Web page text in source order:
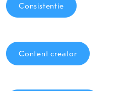
Consistentie
Content creator